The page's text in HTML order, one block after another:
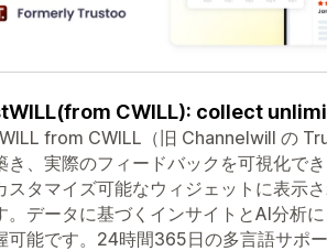
CWILL): collect
from CWILL（旧 Channelwill の
き、実際のフィードバックを可視化で
スタマイズ可能なウィジェットに表示
。データに基づくインサイトとAI分析
可能です。24時間365日の多言語サポ